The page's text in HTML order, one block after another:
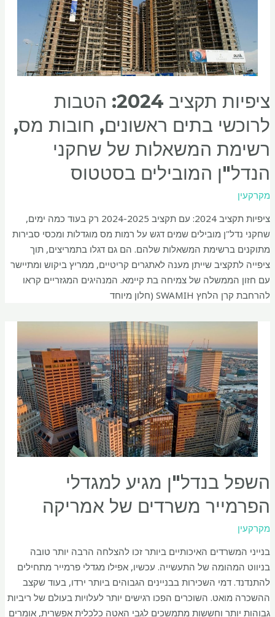
ציפיות תקציב 2024: הטבות
לרוכשי בתים ראשונים, חובות מס,
רשימת המשאלות של שחקני
הנדל"ן המובילים בסטטוס
מקרקעין
ציפיות תקציב 2024: עם תקציב 2024-2025 רק בעוד כמה ימים,
שחקני נדל"ן מובילים שמים דגש על רמות מס מוגדלות ומכסי סבירות
מתוקנים ברשימת המשאלות שלהם. הם גם דגלו בתמריצים, תוך
ציפייה לתקציב שייתן מענה לאתגרים קריטיים, ממריץ ביקוש ומתיישר
עם חזון הממשלה של צמיחה בת קיימא. המנהיגים המגזריים קראו
להרחבת קרן הלחץ SWAMIH (חלון מיוחד
השפל בנדל"ן מגיע למגדלי
הפרמייר משרדים של אמריקה
מקרקעין
בנייני המשרדים האיכותיים ביותר זכו להצלחה הרבה יותר טובה
בניווט המהומה של התעשייה. עכשיו, אפילו מגדלי פרמייר מתחילים
להתנדנד. דמי השכירות בבניינים הגבוהים ביותר ירדו, בעוד שקצב
ההשכרה מואט. השוכרים הפכו רגישים יותר לעלויות בעולם של ריביות
גבוהות יותר וחששות מתמשכים לגבי האטה כלכלית אפשרית, אומרים